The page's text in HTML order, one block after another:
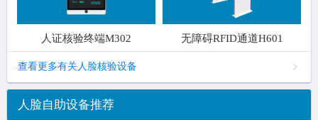
人证核验终端M302 无障碍RFID通道H601
查看更多有关人脸核验设备
人脸自助设备推荐